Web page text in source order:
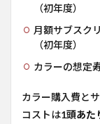
（初年度）
月額サブスク
（初年度）
カラーの想定
カラー購入費と
コストは1頭あた